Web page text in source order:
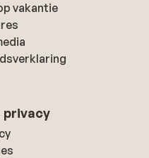
vakantie
privacy